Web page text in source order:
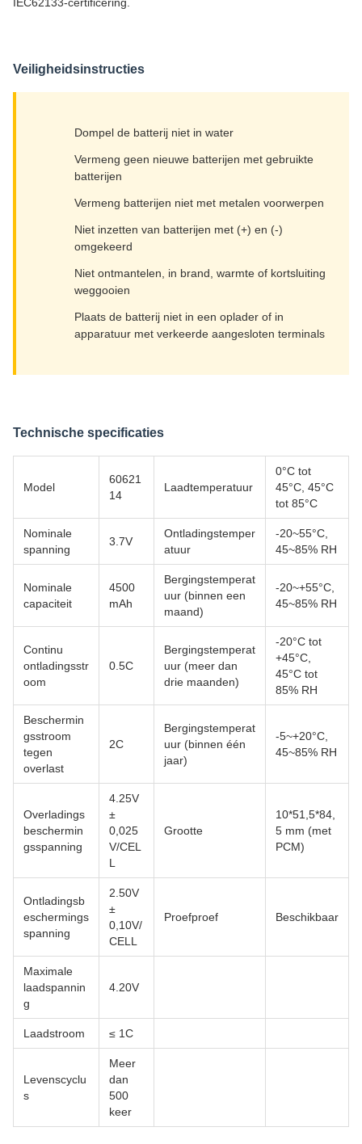
Veiligheidsinstructies
Dompel de batterij niet in water
Vermeng geen nieuwe batterijen met gebruikte
batterijen
Vermeng batterijen niet met metalen voorwerpen
Niet inzetten van batterijen met (+) en (-)
omgekeerd
Niet ontmantelen, in brand, warmte of kortsluiting
weggooien
Plaats de batterij niet in een oplader of in
apparatuur met verkeerde aangesloten terminals
Technische specificaties
Model
60621
14
Laadtemperatuur
0°C tot
45°C, 45°C
tot 85°C
Nominale
spanning
3.7V
Ontladingstemper
atuur
-20~55°C,
45~85% RH
Nominale
capaciteit
4500
mAh
Bergingstemperat
uur (binnen een
maand)
-20~+55°C,
45~85% RH
Continu
ontladingsstr
oom
0.5C
Bergingstemperat
uur (meer dan
drie maanden)
-20°C tot
+45°C,
45°C tot
85% RH
Beschermin
gsstroom
tegen
overlast
2C
Bergingstemperat
uur (binnen één
jaar)
-5~+20°C,
45~85% RH
Overladings
beschermin
gsspanning
4.25V
±
0,025
V/CEL
L
Grootte
10*51,5*84,
5 mm (met
PCM)
Ontladingsb
eschermings
spanning
2.50V
±
0,10V/
CELL
Proefproef Beschikbaar
Maximale
laadspannin
g
4.20V
Laadstroom ≤ 1C
Levenscyclu
s
Meer
dan
500
keer